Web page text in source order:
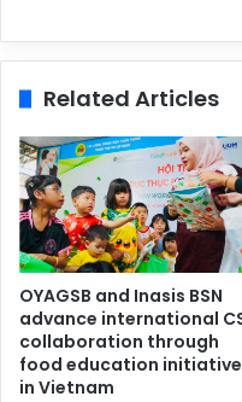
Related Articles
OYAGSB and Inasis BSN
advance international
collaboration through
food education initiative
in Vietnam